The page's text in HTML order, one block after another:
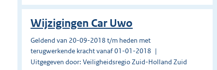
Wijzigingen Car Uwo
Geldend van 20-09-2018 t/m heden met
terugwerkende kracht vanaf 01-01-2018
Uitgegeven door: Veiligheidsregio Zuid-Holland Zuid